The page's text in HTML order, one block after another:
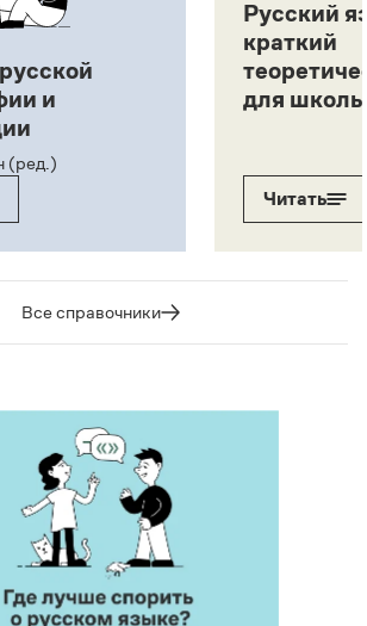
и
(ред.)
Русский
краткий
для
Читать
Все справочники